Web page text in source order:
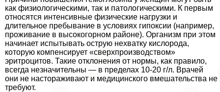
как физиологическими, так и патологическими. К первым
относятся интенсивные физические нагрузки и
длительное пребывание в условиях гипоксии (например,
проживание в высокогорном районе). Организм при этом
начинает испытывать острую нехватку кислорода,
которую компенсирует «сверхпроизводством»
эритроцитов. Такие отклонения от нормы, как правило,
всегда незначительны — в пределах 10-20 г/л. Врачей
они не настораживают и медицинского вмешательства не
требуют.